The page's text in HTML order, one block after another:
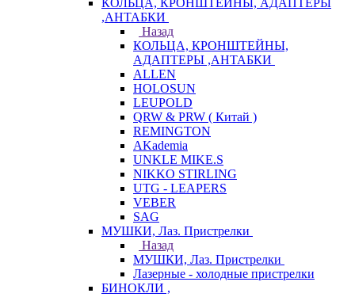
КОЛЬЦА, КРОНШТЕЙНЫ, АДАПТЕРЫ
,АНТАБКИ
Назад
КОЛЬЦА, КРОНШТЕЙНЫ,
АДАПТЕРЫ ,АНТАБКИ
ALLEN
HOLOSUN
LEUPOLD
QRW & PRW ( Китай )
REMINGTON
AKademia
UNKLE MIKE.S
NIKKO STIRLING
UTG - LEAPERS
VEBER
SAG
МУШКИ, Лаз. Пристрелки
Назад
МУШКИ, Лаз. Пристрелки
Лазерные - холодные пристрелки
БИНОКЛИ ,